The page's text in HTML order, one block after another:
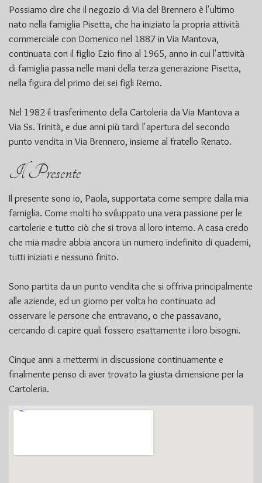
Possiamo dire che il negozio di Via del Brennero è l'ultimo
nato nella famiglia Pisetta, che ha iniziato la propria attività
commerciale con Domenico nel 1887 in Via Mantova,
continuata con il figlio Ezio fino al 1965, anno in cui l'attività
di famiglia passa nelle mani della terza generazione Pisetta,
nella figura del primo dei sei figli Remo.
Nel 1982 il trasferimento della Cartoleria da Via Mantova a
Via Ss. Trinità, e due anni più tardi l'apertura del secondo
punto vendita in Via Brennero, insieme al fratello Renato.
Il Presente
Il presente sono io, Paola, supportata come sempre dalla mia
famiglia. Come molti ho sviluppato una vera passione per le
cartolerie e tutto ciò che si trova al loro interno. A casa credo
che mia madre abbia ancora un numero indefinito di quaderni,
tutti iniziati e nessuno finito.
Sono partita da un punto vendita che si offriva principalmente
alle aziende, ed un giorno per volta ho continuato ad
osservare le persone che entravano, o che passavano,
cercando di capire quali fossero esattamente i loro bisogni.
Cinque anni a mettermi in discussione continuamente e
finalmente penso di aver trovato la giusta dimensione per la
Cartoleria.